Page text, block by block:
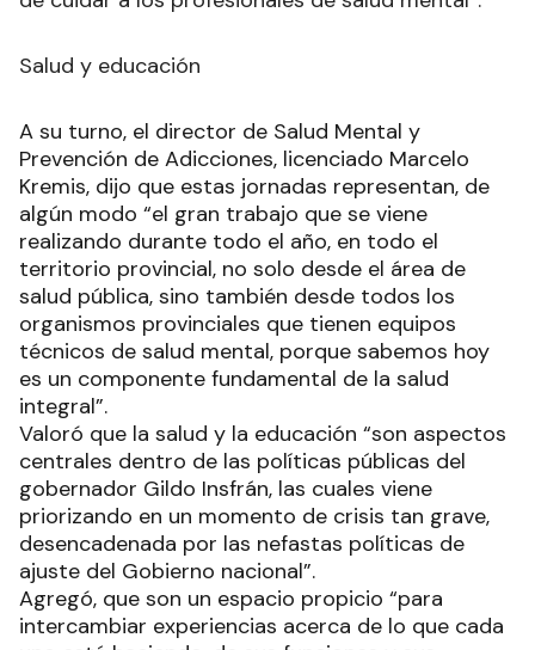
Salud y educación
A su turno, el director de Salud Mental y
Prevención de Adicciones, licenciado Marcelo
Kremis, dijo que estas jornadas representan, de
algún modo “el gran trabajo que se viene
realizando durante todo el año, en todo el
territorio provincial, no solo desde el área de
salud pública, sino también desde todos los
organismos provinciales que tienen equipos
técnicos de salud mental, porque sabemos hoy
es un componente fundamental de la salud
integral”.
Valoró que la salud y la educación “son aspectos
centrales dentro de las políticas públicas del
gobernador Gildo Insfrán, las cuales viene
priorizando en un momento de crisis tan grave,
desencadenada por las nefastas políticas de
ajuste del Gobierno nacional”.
Agregó, que son un espacio propicio “para
intercambiar experiencias acerca de lo que cada